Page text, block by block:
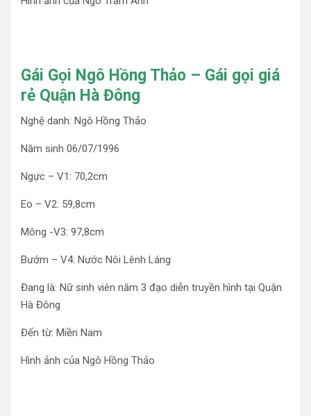
Gái Gọi Ngô Hồng Thảo – Gái gọi giá
rẻ Quận Hà Đông
Nghệ danh: Ngô Hồng Thảo
Năm sinh 06/07/1996
Ngực – V1: 70,2cm
Eo – V2: 59,8cm
Mông -V3: 97,8cm
Bướm – V4: Nước Nôi Lênh Láng
Đang là: Nữ sinh viên năm 3 đạo diễn truyền hình tại Quận
Hà Đông
Đến từ: Miền Nam
Hình ảnh của Ngô Hồng Thảo